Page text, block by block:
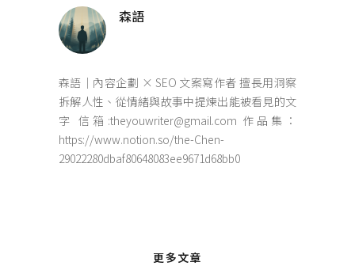
森語
森語｜內容企劃 × SEO 文案寫作者 擅長用洞察
拆解人性、從情緒與故事中提煉出能被看見的文
字 信箱:theyouwriter@gmail.com 作品集：
https://www.notion.so/the-Chen-
29022280dbaf80648083ee9671d68bb0
更多文章